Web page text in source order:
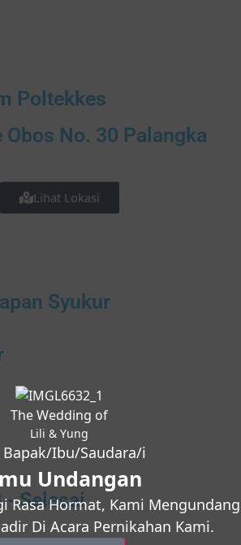
Poltekkes
Obos No. 30 Palangka
Lihat Lokasi
Syukur
- Selesai
The Wedding of
Lili & Yung
Bapak/Ibu/Saudara/i
Undangan
Rasa Hormat, Kami Mengundang
Di Acara Pernikahan Kami.